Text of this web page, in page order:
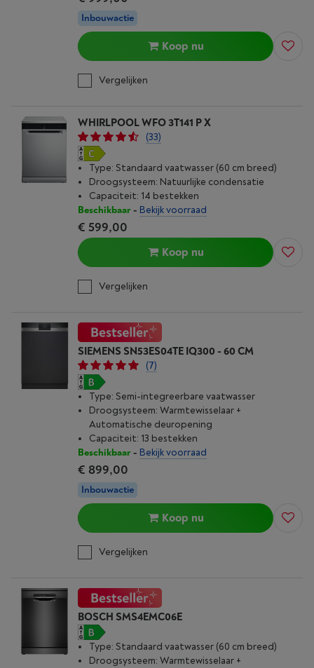
Inbouwactie
Koop nu
Vergelijken
WHIRLPOOL WFO 3T141 P X
(33)
Type: Standaard vaatwasser (60 cm breed)
Droogsysteem: Natuurlijke condensatie
Capaciteit: 14 bestekken
Beschikbaar- Bekijk voorraad
€ 599,00
Koop nu
Vergelijken
SIEMENS SN53ES04TE IQ300 - 60 CM
(7)
Type: Semi-integreerbare vaatwasser
Droogsysteem: Warmtewisselaar +
Automatische deuropening
Capaciteit: 13 bestekken
Beschikbaar- Bekijk voorraad
€ 899,00
Inbouwactie
Koop nu
Vergelijken
BOSCH SMS4EMC06E
Type: Standaard vaatwasser (60 cm breed)
Droogsysteem: Warmtewisselaar +